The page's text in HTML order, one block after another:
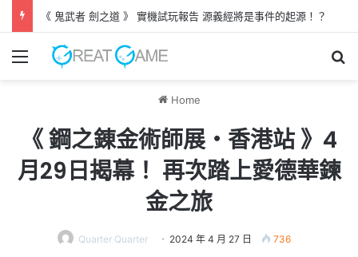
《 轉世之獸 》遊戲評測 失落世界中與巨犬冒險
Menu
Home
《 鋼之錬金術師展・香港站 》4
月29日揭幕！ 再次踏上愛德華鍊
金之旅
Quarter Quarter 2024 年 4 月 27 日 736